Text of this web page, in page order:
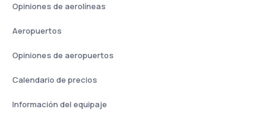
Opiniones de aerolíneas
Aeropuertos
Opiniones de aeropuertos
Calendario de precios
Información del equipaje